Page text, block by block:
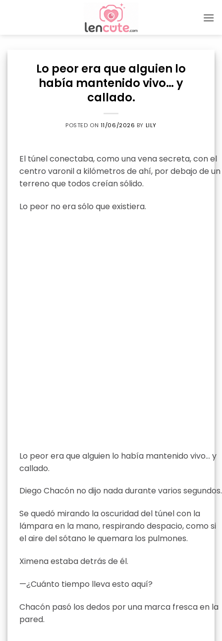
Lo peor era que alguien lo
había mantenido vivo… y
callado.
POSTED ON 11/06/2026 BY LILY
El túnel conectaba, como una vena secreta, con el
centro varonil a kilómetros de ahí, por debajo de un
terreno que todos creían sólido.
Lo peor no era sólo que existiera.
Lo peor era que alguien lo había mantenido vivo… y
callado.
Diego Chacón no dijo nada durante varios segundos.
Se quedó mirando la oscuridad del túnel con la
lámpara en la mano, respirando despacio, como si
el aire del sótano le quemara los pulmones.
Ximena estaba detrás de él.
—¿Cuánto tiempo lleva esto aquí?
Chacón pasó los dedos por una marca fresca en la
pared.